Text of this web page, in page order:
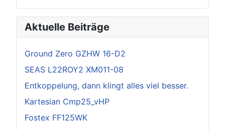
Aktuelle Beiträge
Ground Zero GZHW 16-D2
SEAS L22ROY2 XM011-08
Entkoppelung, dann klingt alles viel besser.
Kartesian Cmp25_vHP
Fostex FF125WK